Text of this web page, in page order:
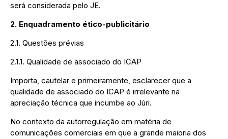
será considerada pelo JE.
2. Enquadramento ético-publicitário
2.1. Questões prévias
2.1.1. Qualidade de associado do ICAP
Importa, cautelar e primeiramente, esclarecer que a
qualidade de associado do ICAP é irrelevante na
apreciação técnica que incumbe ao Júri.
No contexto da autorregulação em matéria de
comunicações comerciais em que a grande maioria dos